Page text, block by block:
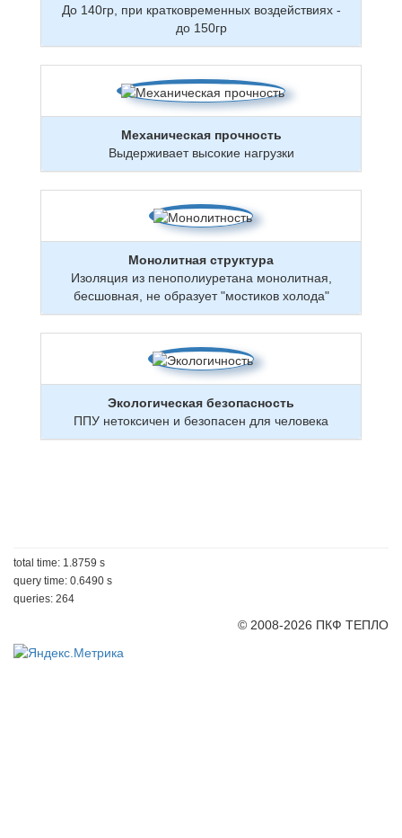
До 140гр, при кратковременных воздействиях -
до 150гр
Механическая прочность
Выдерживает высокие нагрузки
Монолитная структура
Изоляция из пенополиуретана монолитная,
бесшовная, не образует "мостиков холода"
Экологическая безопасность
ППУ нетоксичен и безопасен для человека
total time: 1.8759 s
query time: 0.6490 s
queries: 264
© 2008-2026 ПКФ ТЕПЛО